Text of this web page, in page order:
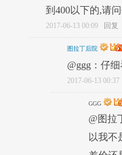
到400以下的,请
2017-06-13 00:09 回复
图拉丁后院
@ggg：仔
2017-06-13 00:37
GGG
@图拉
以我不